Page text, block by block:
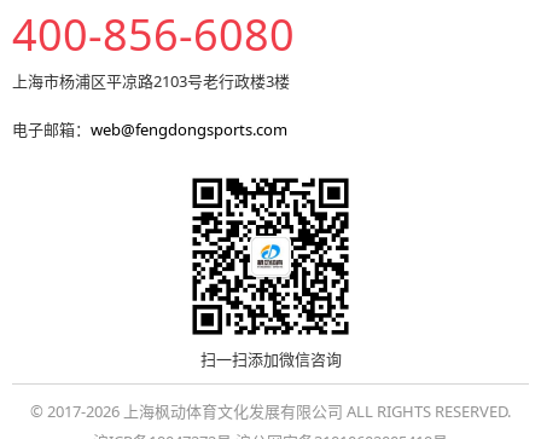
400-856-6080
上海市杨浦区平凉路2103号老行政楼3楼
电子邮箱： web@fengdongsports.com
扫一扫添加微信咨询
© 2017-2026 上海枫动体育文化发展有限公司 ALL RIGHTS RESERVED.